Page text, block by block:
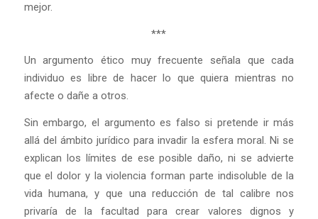
mejor.
***
Un argumento ético muy frecuente señala que cada
individuo es libre de hacer lo que quiera mientras no
afecte o dañe a otros.
Sin embargo, el argumento es falso si pretende ir más
allá del ámbito jurídico para invadir la esfera moral. Ni se
explican los límites de ese posible daño, ni se advierte
que el dolor y la violencia forman parte indisoluble de la
vida humana, y que una reducción de tal calibre nos
privaría de la facultad para crear valores dignos y